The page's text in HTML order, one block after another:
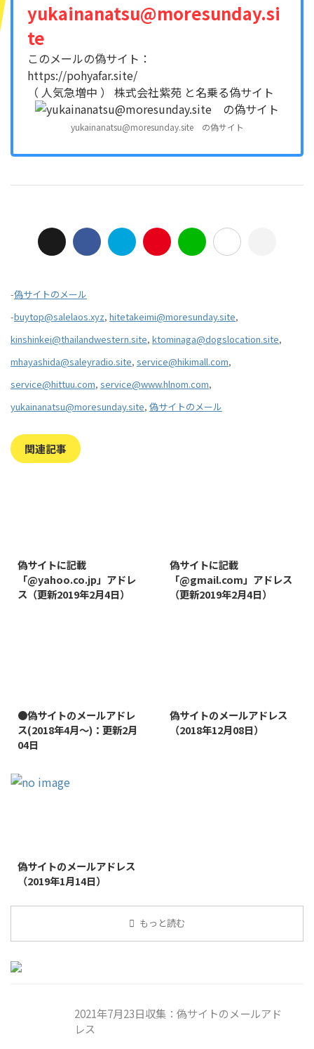
yukainanatsu@moresunday.si
te
このメールの偽サイト：
https://pohyafar.site/
（ 人気急増中 ） 株式会社紫苑 と名乗る偽サイト
yukainanatsu@moresunday.site の偽サイト
-偽サイトのメール
-buytop@salelaos.xyz, hitetakeimi@moresunday.site,
kinshinkei@thailandwestern.site, ktominaga@dogslocation.site,
mhayashida@saleyradio.site, service@hikimall.com,
service@hittuu.com, service@www.hlnom.com,
yukainanatsu@moresunday.site, 偽サイトのメール
関連記事
偽サイトに記載
「@yahoo.co.jp」アドレ
ス（更新2019年2月4日）
偽サイトに記載
「@gmail.com」アドレス
（更新2019年2月4日）
●偽サイトのメールアドレ
ス(2018年4月～)：更新2月
04日
偽サイトのメールアドレス
（2018年12月08日）
偽サイトのメールアドレス
（2019年1月14日）
もっと読む
2021年7月23日収集：偽サイトのメールアド
レス